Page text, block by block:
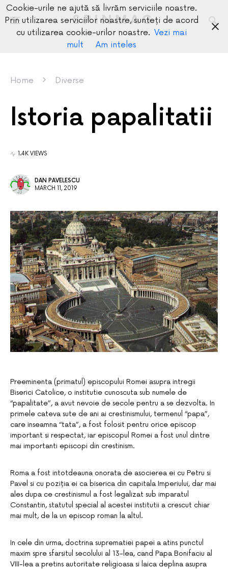
SPINMAG
Home Diverse
Istoria papalitatii
1.4K VIEWS
DAN PAVELESCU
MARCH 11, 2019
Preeminenta (primatul) episcopului Romei asupra intregii
Biserici Catolice, o institutie cunoscuta sub numele de
“papalitate”, a avut nevoie de secole pentru a se dezvolta. In
primele cateva sute de ani ai crestinismului, termenul “papa”,
care inseamna “tata”, a fost folosit pentru orice episcop
important si respectat, iar episcopul Romei a fost unul dintre
mai importanti episcopi din crestinism.
Roma a fost intotdeauna onorata de asocierea ei cu Petru si
Pavel si cu poziția ei ca biserica din capitala Imperiului, dar mai
ales dupa ce crestinismul a fost legalizat sub imparatul
Constantin, statutul special al acestei institutii a crescut chiar
mai mult, de la un episcop roman la altul.
In cele din urma, doctrina suprematiei papei a atins punctul
maxim spre sfarsitul secolului al 13-lea, cand Papa Bonifaciu al
VIII-lea a pretins autoritate religioasa si laica deplina asupra
Cookie-urile ne ajută să livrăm serviciile noastre.
Prin utilizarea serviciilor noastre, sunteți de acord
cu utilizarea cookie-urilor noastre. Vezi mai
mult
Am inteles